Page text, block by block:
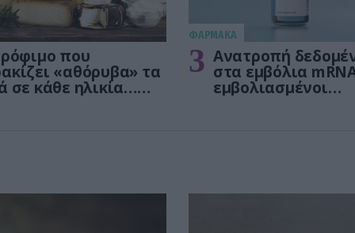
που
«αθόρυβα» τα
σε κάθε ηλικία…
ΦΑΡΜΑΚΑ
3 Ανατροπή
στα εμβόλια
εμβολιασμένοι